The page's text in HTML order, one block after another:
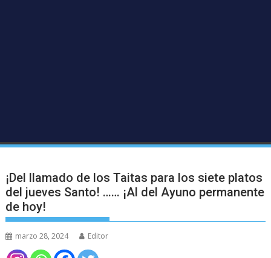
¡Del llamado de los Taitas para los siete platos
del jueves Santo! …… ¡Al del Ayuno permanente
de hoy!
marzo 28, 2024 Editor